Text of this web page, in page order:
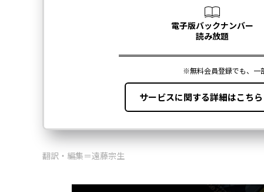
翻訳・編集＝遠藤宗生